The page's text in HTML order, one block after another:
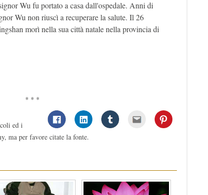
Wu fu portato a casa dall'ospedale. Anni di
Wu non riuscì a recuperare la salute. Il 26
morì nella sua città natale nella provincia di
* * *
ed i
ma per favore citate la fonte.